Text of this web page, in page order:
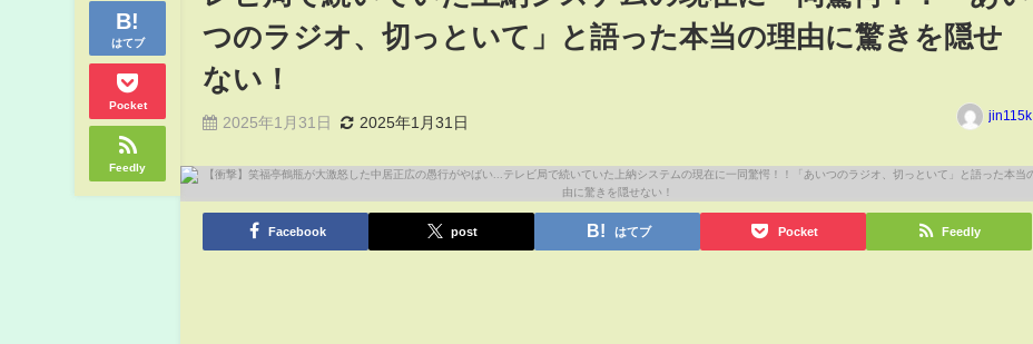
はてブ
Pocket
Feedly
つのラジオ、切っといて」と語った本当の理由に驚きを隠せ
ない！
2025年1月31日 2025年1月31日 jin115k
Facebook post はてブ Pocket Feedly